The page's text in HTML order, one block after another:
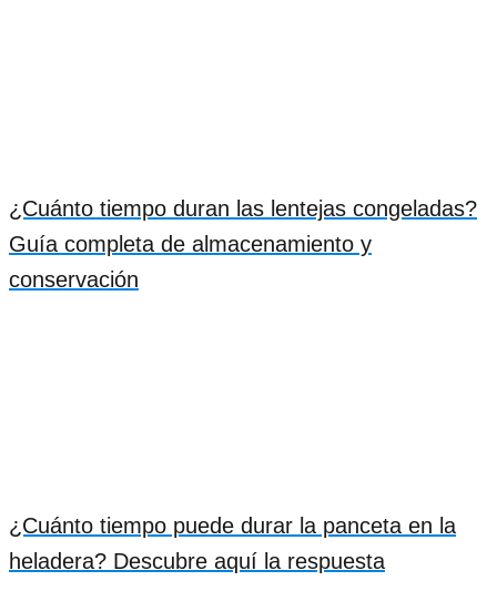
¿Cuánto tiempo duran las lentejas congeladas?
Guía completa de almacenamiento y
conservación
¿Cuánto tiempo puede durar la panceta en la
heladera? Descubre aquí la respuesta